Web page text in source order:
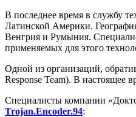
В последнее время в службу
Латинской Америки.
Венгрия и Румыния.
применяемых для этого
Одной из организаций,
Response Team). В настоящее
Специалисты компании
Trojan.Encoder.94: